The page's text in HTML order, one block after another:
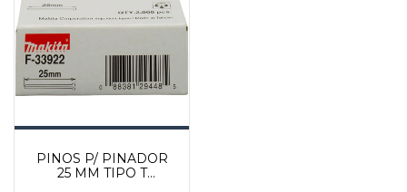
PINOS P/ PINADOR
25 MM TIPO T